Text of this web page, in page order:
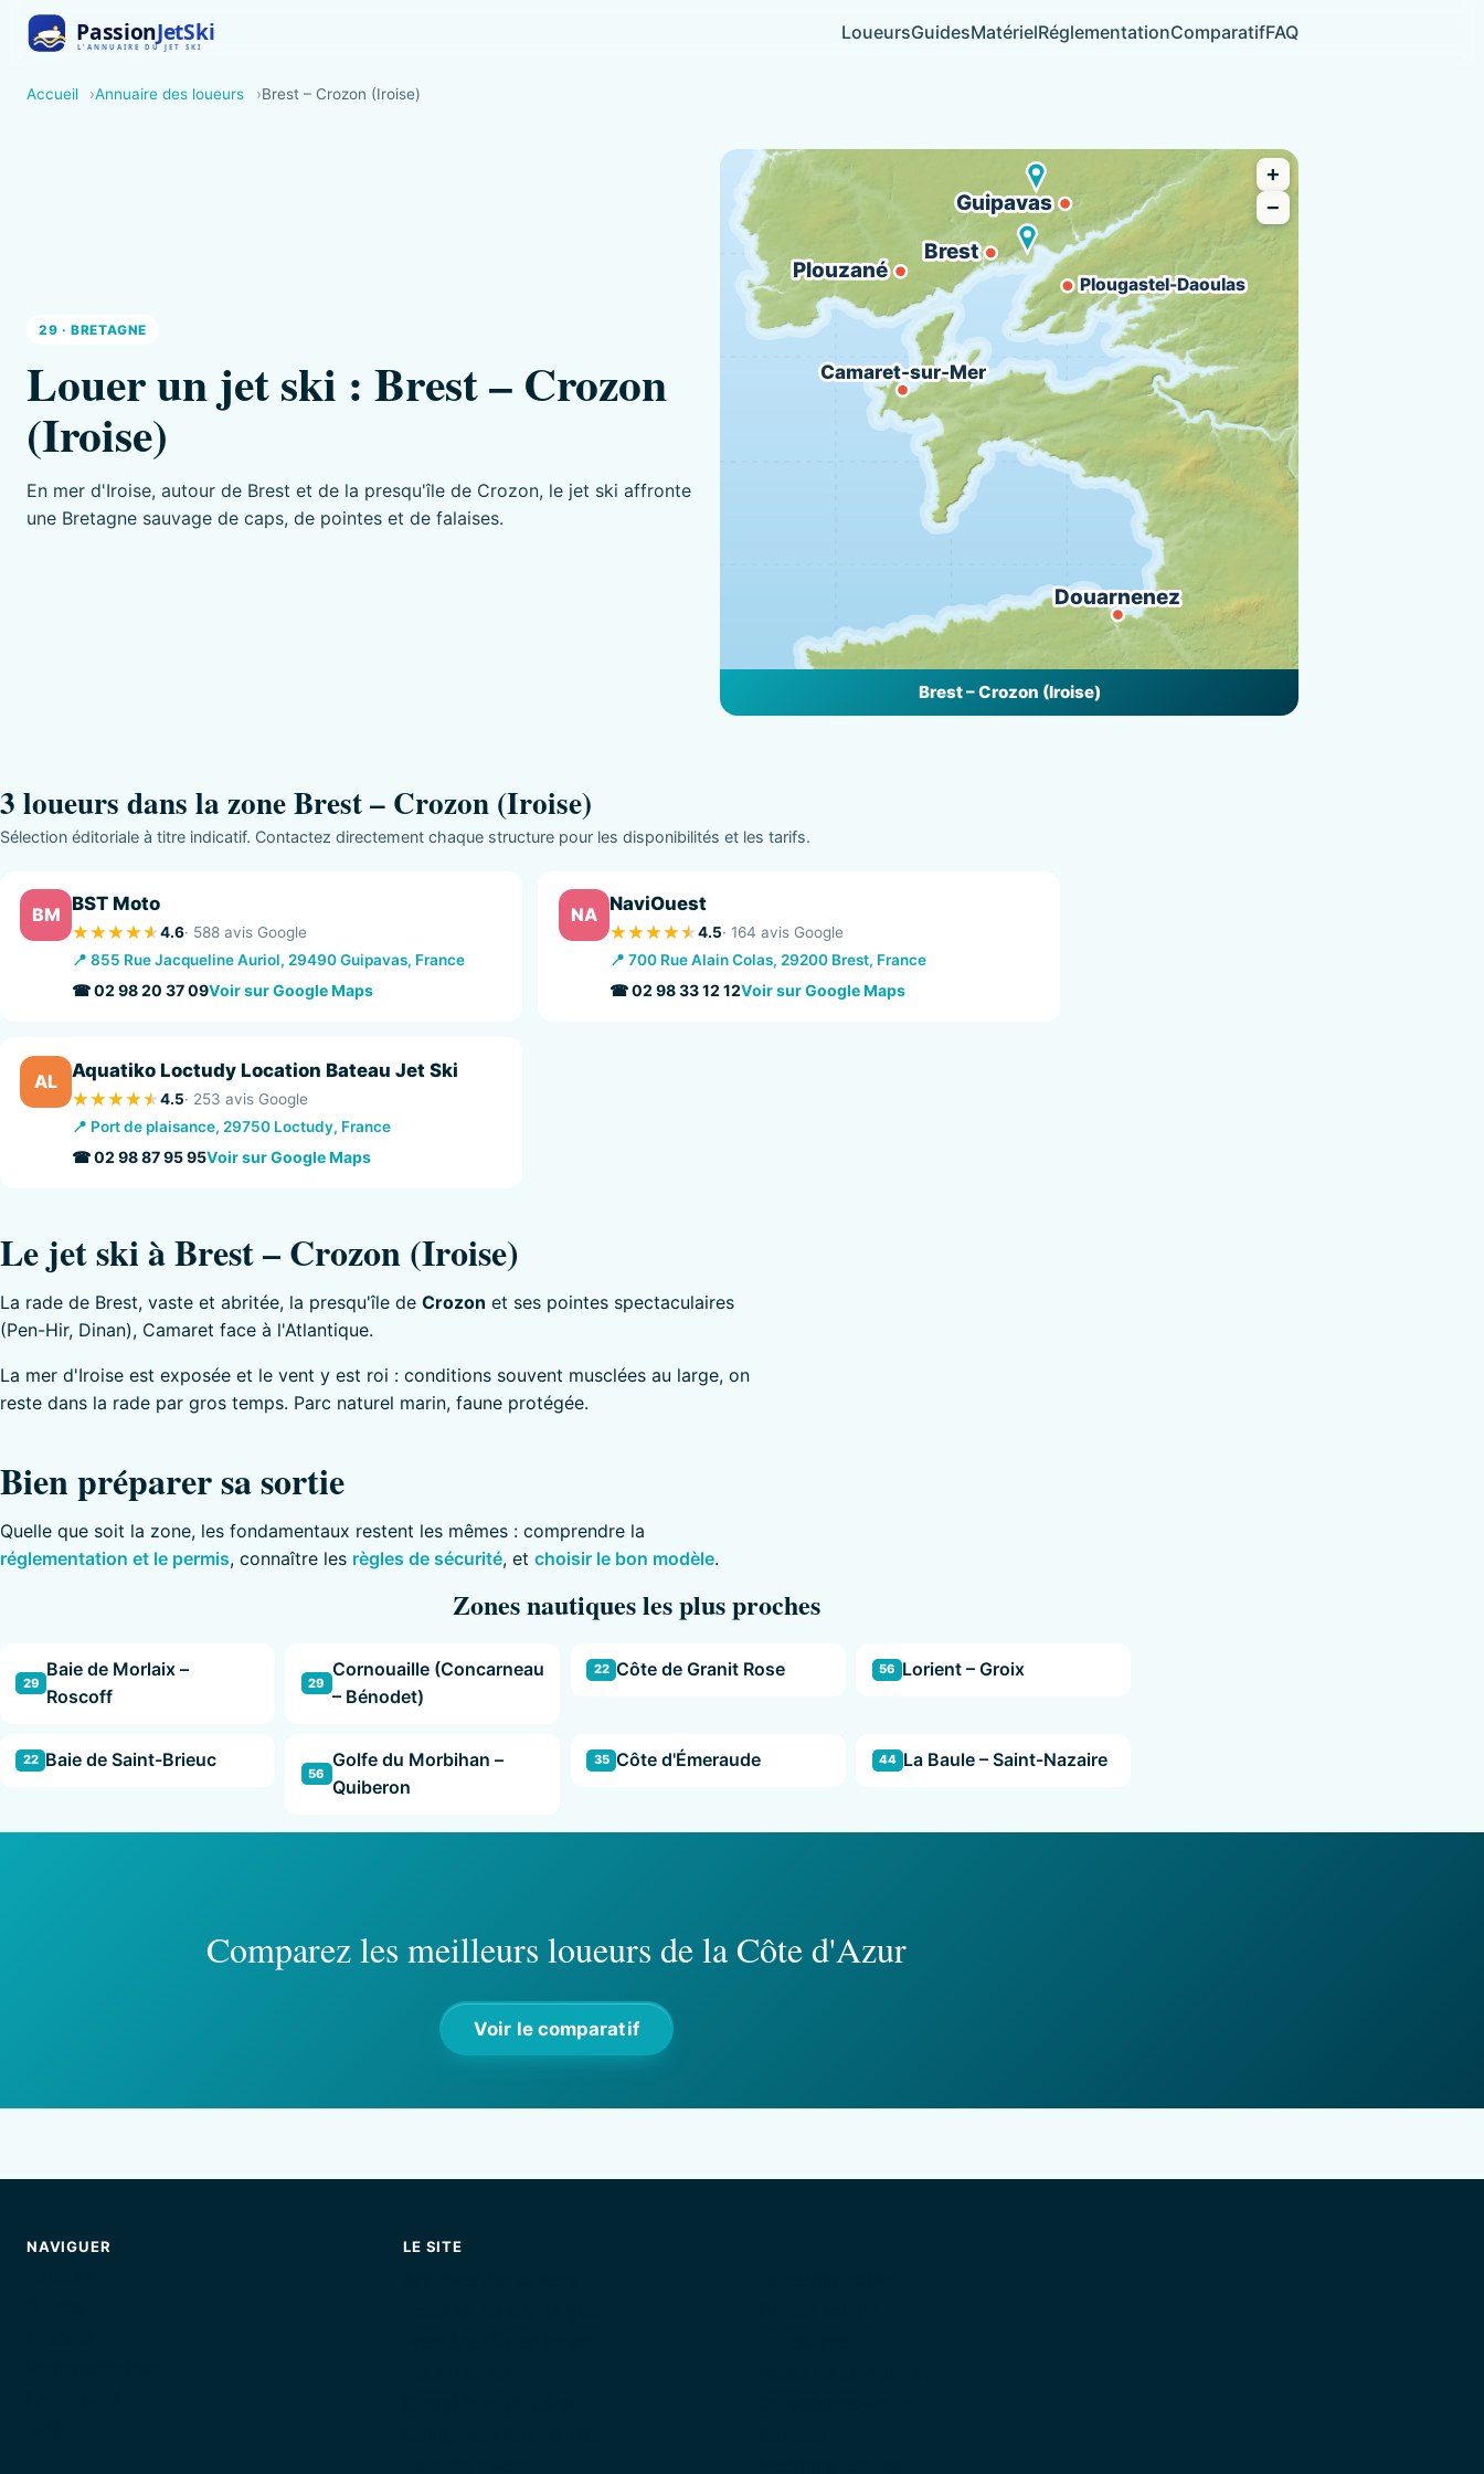
LoueursGuidesMatérielRéglementationComparatifFAQ
Accueil Annuaire des loueurs Brest – Crozon (Iroise)
29 · BRETAGNE
Louer un jet ski : Brest – Crozon
(Iroise)
En mer d'Iroise, autour de Brest et de la presqu'île de Crozon, le jet ski affronte
une Bretagne sauvage de caps, de pointes et de falaises.
+
−
Guipavas
Brest
Plouzané
Plougastel-Daoulas
Camaret-sur-Mer
Douarnenez
Brest – Crozon (Iroise)
3 loueurs dans la zone Brest – Crozon (Iroise)
Sélection éditoriale à titre indicatif. Contactez directement chaque structure pour les disponibilités et les tarifs.
BM BST Moto
4.6· 588 avis Google
📍 855 Rue Jacqueline Auriol, 29490 Guipavas, France
☎ 02 98 20 37 09Voir sur Google Maps
NA NaviOuest
4.5· 164 avis Google
📍 700 Rue Alain Colas, 29200 Brest, France
☎ 02 98 33 12 12Voir sur Google Maps
AL Aquatiko Loctudy Location Bateau Jet Ski
4.5· 253 avis Google
📍 Port de plaisance, 29750 Loctudy, France
☎ 02 98 87 95 95Voir sur Google Maps
Le jet ski à Brest – Crozon (Iroise)
La rade de Brest, vaste et abritée, la presqu'île de Crozon et ses pointes spectaculaires
(Pen-Hir, Dinan), Camaret face à l'Atlantique.
La mer d'Iroise est exposée et le vent y est roi : conditions souvent musclées au large, on
reste dans la rade par gros temps. Parc naturel marin, faune protégée.
Bien préparer sa sortie
Quelle que soit la zone, les fondamentaux restent les mêmes : comprendre la
réglementation et le permis, connaître les règles de sécurité, et choisir le bon modèle.
Zones nautiques les plus proches
29
Baie de Morlaix –
Roscoff
29
Cornouaille (Concarneau
– Bénodet)
22 Côte de Granit Rose 56 Lorient – Groix
22 Baie de Saint-Brieuc
56
Golfe du Morbihan –
Quiberon
35 Côte d'Émeraude 44 La Baule – Saint-Nazaire
Comparez les meilleurs loueurs de la Côte d'Azur
Voir le comparatif
NAVIGUER LE SITE